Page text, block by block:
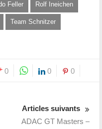
Feller Rolf Ineichen
Team Schnitzer
0 0 0
Articles suivants
ADAC GT Masters –